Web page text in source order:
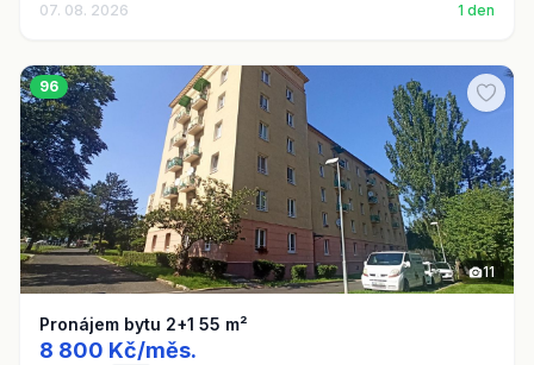
07. 08. 2026
1 den
96
11
Pronájem bytu 2+1 55 m²
8 800 Kč/měs.